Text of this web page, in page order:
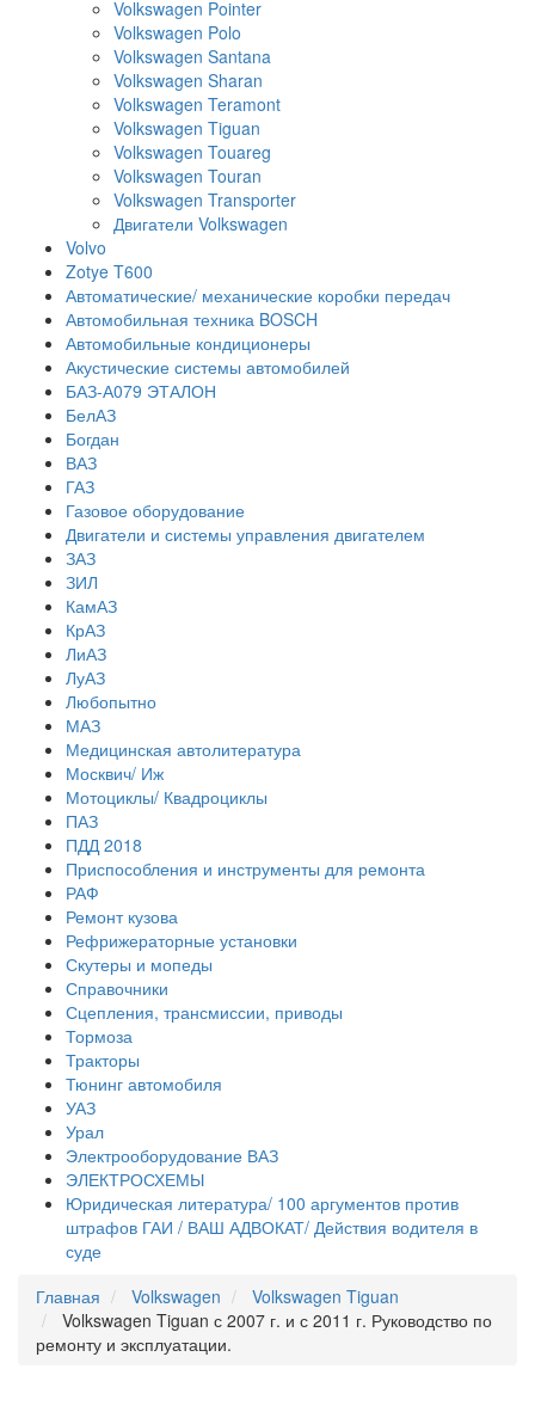
Volkswagen Pointer
Volkswagen Polo
Volkswagen Santana
Volkswagen Sharan
Volkswagen Teramont
Volkswagen Tiguan
Volkswagen Touareg
Volkswagen Touran
Volkswagen Transporter
Двигатели Volkswagen
Volvo
Zotye T600
Автоматические/ механические коробки передач
Автомобильная техника BOSCH
Автомобильные кондиционеры
Акустические системы автомобилей
БАЗ-А079 ЭТАЛОН
БелАЗ
Богдан
ВАЗ
ГАЗ
Газовое оборудование
Двигатели и системы управления двигателем
ЗАЗ
ЗИЛ
КамАЗ
КрАЗ
ЛиАЗ
ЛуАЗ
Любопытно
МАЗ
Медицинская автолитература
Москвич/ Иж
Мотоциклы/ Квадроциклы
ПАЗ
ПДД 2018
Приспособления и инструменты для ремонта
РАФ
Ремонт кузова
Рефрижераторные установки
Скутеры и мопеды
Справочники
Сцепления, трансмиссии, приводы
Тормоза
Тракторы
Тюнинг автомобиля
УАЗ
Урал
Электрооборудование ВАЗ
ЭЛЕКТРОСХЕМЫ
Юридическая литература/ 100 аргументов против
штрафов ГАИ / ВАШ АДВОКАТ/ Действия водителя в
суде
Главная
Volkswagen
Volkswagen Tiguan
Volkswagen Tiguan с 2007 г. и с 2011 г. Руководство по
ремонту и эксплуатации.